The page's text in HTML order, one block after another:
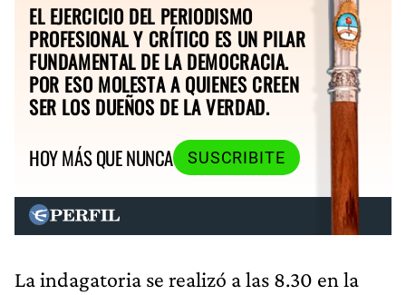
EL EJERCICIO DEL PERIODISMO
PROFESIONAL Y CRÍTICO ES UN PILAR
FUNDAMENTAL DE LA DEMOCRACIA.
POR ESO MOLESTA A QUIENES CREEN
SER LOS DUEÑOS DE LA VERDAD.
HOY MÁS QUE NUNCA
SUSCRIBITE
La indagatoria se realizó a las 8.30 en la